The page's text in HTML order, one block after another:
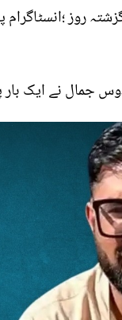
روز
جمال نے ایک